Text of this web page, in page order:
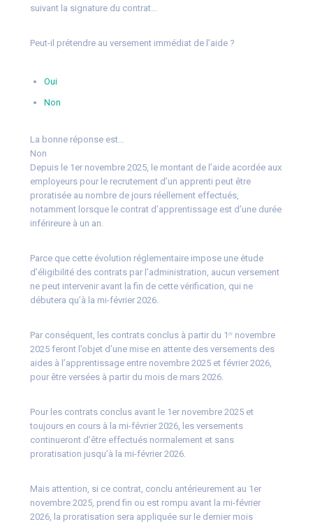
suivant la signature du contrat…
Peut-il prétendre au versement immédiat de l’aide ?
Oui
Non
La bonne réponse est…
Non
Depuis le 1er novembre 2025, le montant de l’aide acordée aux
employeurs pour le recrutement d’un apprenti peut être
proratisée au nombre de jours réellement effectués,
notamment lorsque le contrat d’apprentissage est d’une durée
inférireure à un an.
Parce que cette évolution réglementaire impose une étude
d’éligibilité des contrats par l’administration, aucun versement
ne peut intervenir avant la fin de cette vérification, qui ne
débutera qu’à la mi-février 2026.
Par conséquent, les contrats conclus à partir du 1ᵉʳ novembre
2025 feront l’objet d’une mise en attente des versements des
aides à l’apprentissage entre novembre 2025 et février 2026,
pour être versées à partir du mois de mars 2026.
Pour les contrats conclus avant le 1er novembre 2025 et
toujours en cours à la mi-février 2026, les versements
continueront d’être effectués normalement et sans
proratisation jusqu’à la mi-février 2026.
Mais attention, si ce contrat, conclu antérieurement au 1er
novembre 2025, prend fin ou est rompu avant la mi-février
2026, la proratisation sera appliquée sur le dernier mois